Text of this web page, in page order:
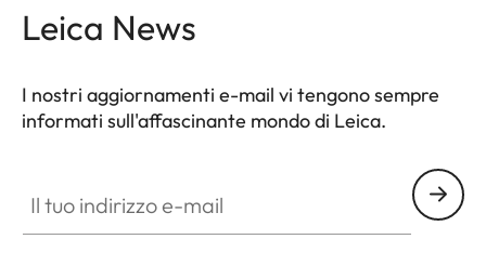
Leica News
I nostri aggiornamenti e-mail vi tengono sempre
informati sull'affascinante mondo di Leica.